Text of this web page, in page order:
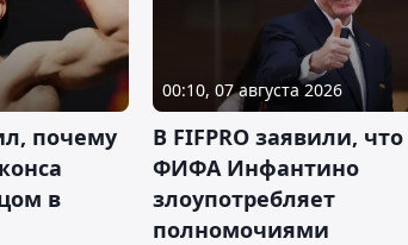
почему
в
00:10, 07 августа 2026
В FIFPRO заявили,
ФИФА Инфантино
злоупотребляет
полномочиями